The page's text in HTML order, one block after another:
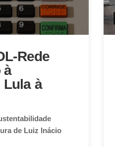
Rede
à
Lula à
de Luiz Inácio